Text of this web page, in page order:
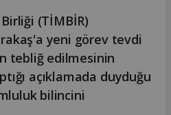
(TİMBİR)
yeni görev tevdi
tebliğ edilmesinin
açıklamada duyduğu
bilincini